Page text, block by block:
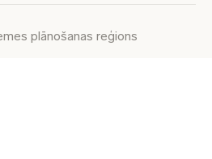
plānošanas reģions